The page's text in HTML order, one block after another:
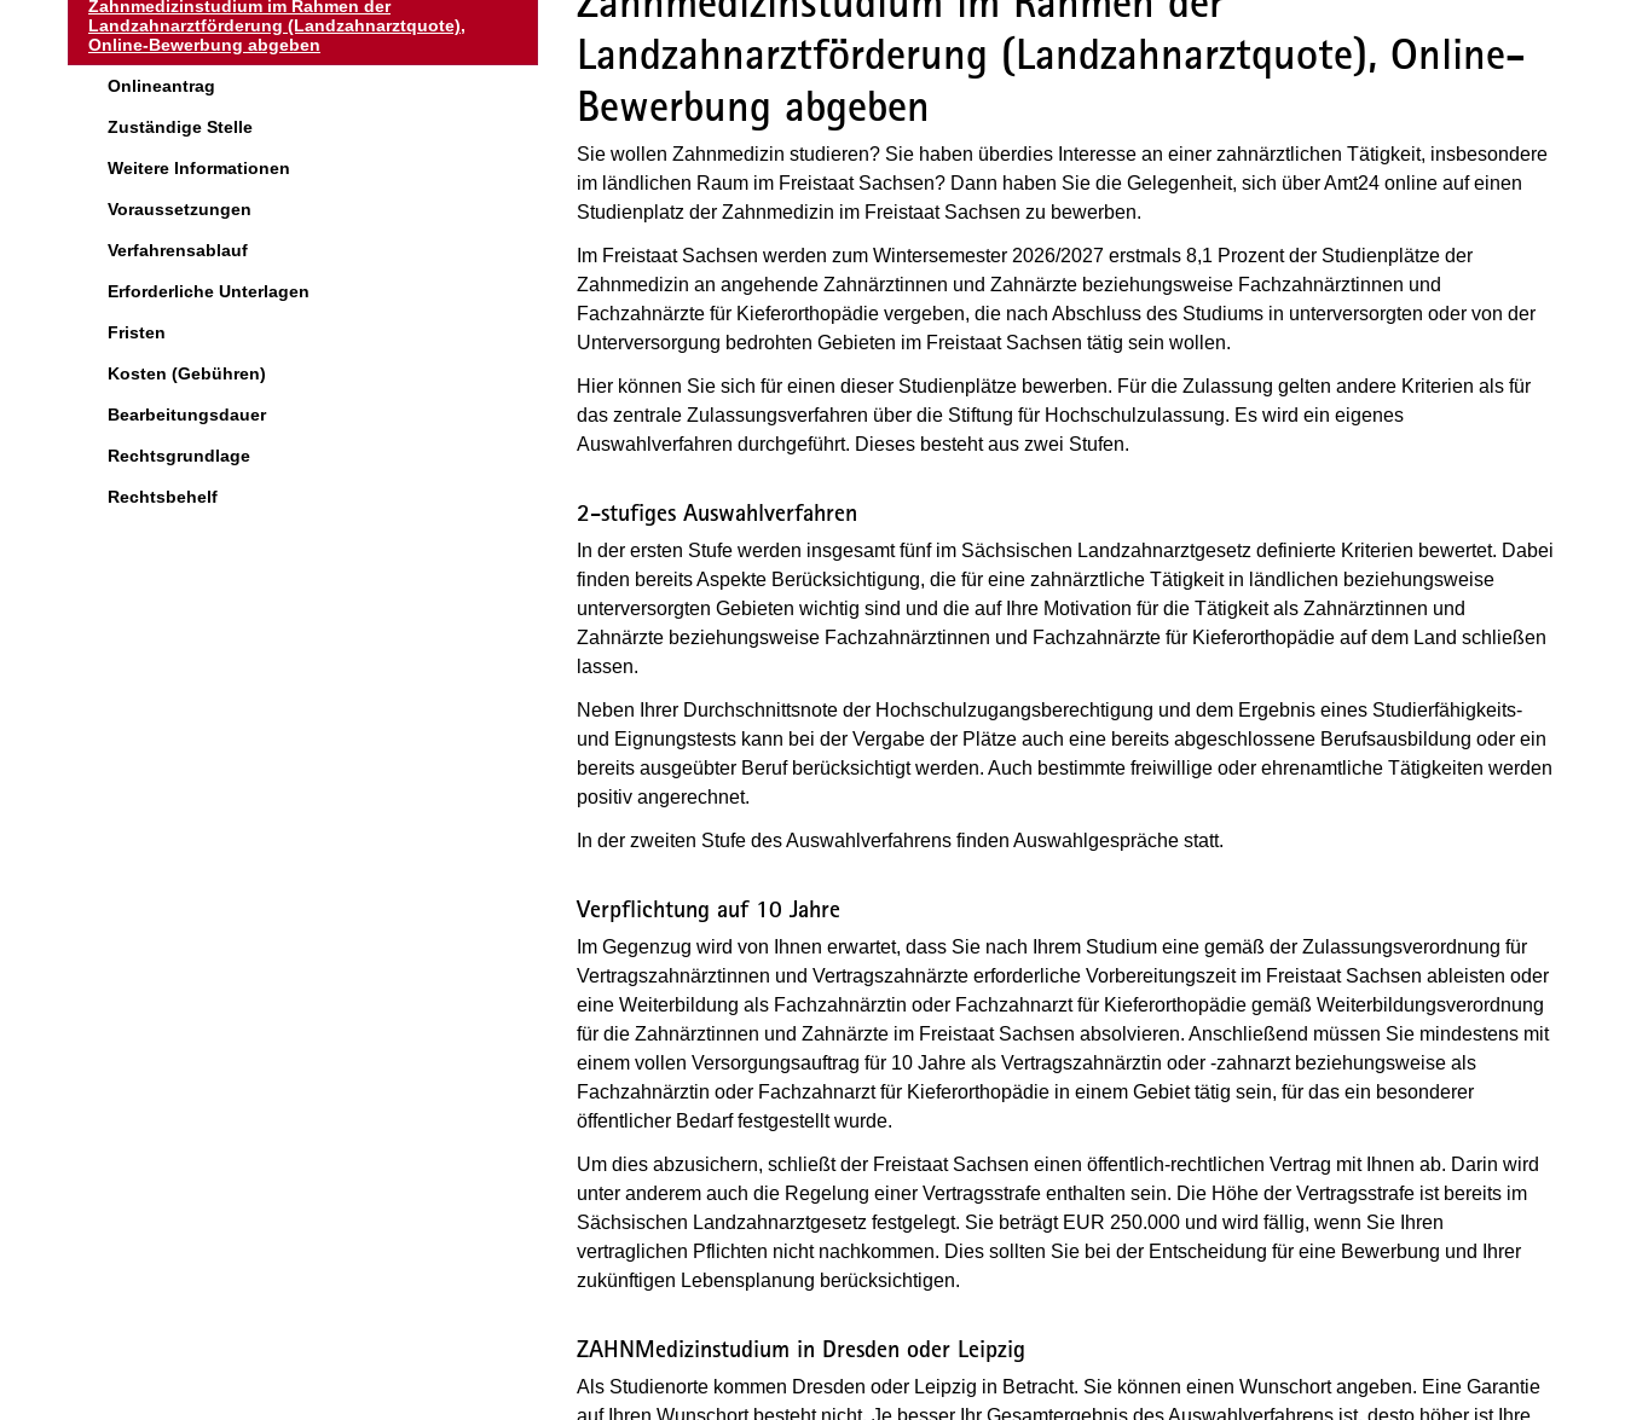
Zahnmedizinstudium im Rahmen der
Landzahnarztförderung (Landzahnarztquote),
Online-Bewerbung abgeben
Onlineantrag
Zuständige Stelle
Weitere Informationen
Voraussetzungen
Verfahrensablauf
Erforderliche Unterlagen
Fristen
Kosten (Gebühren)
Bearbeitungsdauer
Rechtsgrundlage
Rechtsbehelf
Landzahnarztförderung (Landzahnarztquote), Online-
Bewerbung abgeben
Sie wollen Zahnmedizin studieren? Sie haben überdies Interesse an einer zahnärztlichen Tätigkeit, insbesondere
im ländlichen Raum im Freistaat Sachsen? Dann haben Sie die Gelegenheit, sich über Amt24 online auf einen
Studienplatz der Zahnmedizin im Freistaat Sachsen zu bewerben.
Im Freistaat Sachsen werden zum Wintersemester 2026/2027 erstmals 8,1 Prozent der Studienplätze der
Zahnmedizin an angehende Zahnärztinnen und Zahnärzte beziehungsweise Fachzahnärztinnen und
Fachzahnärzte für Kieferorthopädie vergeben, die nach Abschluss des Studiums in unterversorgten oder von der
Unterversorgung bedrohten Gebieten im Freistaat Sachsen tätig sein wollen.
Hier können Sie sich für einen dieser Studienplätze bewerben. Für die Zulassung gelten andere Kriterien als für
das zentrale Zulassungsverfahren über die Stiftung für Hochschulzulassung. Es wird ein eigenes
Auswahlverfahren durchgeführt. Dieses besteht aus zwei Stufen.
2-stufiges Auswahlverfahren
In der ersten Stufe werden insgesamt fünf im Sächsischen Landzahnarztgesetz definierte Kriterien bewertet. Dabei
finden bereits Aspekte Berücksichtigung, die für eine zahnärztliche Tätigkeit in ländlichen beziehungsweise
unterversorgten Gebieten wichtig sind und die auf Ihre Motivation für die Tätigkeit als Zahnärztinnen und
Zahnärzte beziehungsweise Fachzahnärztinnen und Fachzahnärzte für Kieferorthopädie auf dem Land schließen
lassen.
Neben Ihrer Durchschnittsnote der Hochschulzugangsberechtigung und dem Ergebnis eines Studierfähigkeits-
und Eignungstests kann bei der Vergabe der Plätze auch eine bereits abgeschlossene Berufsausbildung oder ein
bereits ausgeübter Beruf berücksichtigt werden. Auch bestimmte freiwillige oder ehrenamtliche Tätigkeiten werden
positiv angerechnet.
In der zweiten Stufe des Auswahlverfahrens finden Auswahlgespräche statt.
Verpflichtung auf 10 Jahre
Im Gegenzug wird von Ihnen erwartet, dass Sie nach Ihrem Studium eine gemäß der Zulassungsverordnung für
Vertragszahnärztinnen und Vertragszahnärzte erforderliche Vorbereitungszeit im Freistaat Sachsen ableisten oder
eine Weiterbildung als Fachzahnärztin oder Fachzahnarzt für Kieferorthopädie gemäß Weiterbildungsverordnung
für die Zahnärztinnen und Zahnärzte im Freistaat Sachsen absolvieren. Anschließend müssen Sie mindestens mit
einem vollen Versorgungsauftrag für 10 Jahre als Vertragszahnärztin oder -zahnarzt beziehungsweise als
Fachzahnärztin oder Fachzahnarzt für Kieferorthopädie in einem Gebiet tätig sein, für das ein besonderer
öffentlicher Bedarf festgestellt wurde.
Um dies abzusichern, schließt der Freistaat Sachsen einen öffentlich-rechtlichen Vertrag mit Ihnen ab. Darin wird
unter anderem auch die Regelung einer Vertragsstrafe enthalten sein. Die Höhe der Vertragsstrafe ist bereits im
Sächsischen Landzahnarztgesetzfestgelegt. Sie beträgt EUR 250.000 und wird fällig, wenn Sie Ihren
vertraglichen Pflichten nicht nachkommen. Dies sollten Sie bei der Entscheidung für eine Bewerbung und Ihrer
zukünftigen Lebensplanung berücksichtigen.
ZAHNMedizinstudium in Dresden oder Leipzig
Als Studienorte kommen Dresden oder Leipzig in Betracht. Sie können einen Wunschort angeben. Eine Garantie
auf Ihren Wunschort besteht nicht. Je besser Ihr Gesamtergebnis des Auswahlverfahrens ist, desto höher ist Ihre